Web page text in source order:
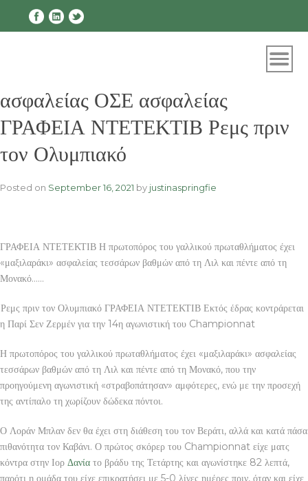
ασφαλείας ΟΣΕ ασφαλείας
ΓΡΑΦΕΙΑ ΝΤΕΤΕΚΤΙΒ Ρεμς πριν
τον Ολυμπιακό
Posted on September 16, 2021 by justinaspringfie
ΓΡΑΦΕΙΑ ΝΤΕΤΕΚΤΙΒ Η πρωτοπόρος του γαλλικού πρωταθλήματος έχει
«μαξιλαράκι» ασφαλείας τεσσάρων βαθμών από τη Λιλ και πέντε από τη
Μονακό……
Ρεμς πριν τον Ολυμπιακό ΓΡΑΦΕΙΑ ΝΤΕΤΕΚΤΙΒ Εκτός έδρας κοντράρεται
η Παρί Σεν Ζερμέν για την 14η αγωνιστική του Championnat
Η πρωτοπόρος του γαλλικού πρωταθλήματος έχει «μαξιλαράκι» ασφαλείας
τεσσάρων βαθμών από τη Λιλ και πέντε από τη Μονακό, που την
προηγούμενη αγωνιστική «στραβοπάτησαν» αμφότερες, ενώ με την προσεχή
της αντίπαλο τη χωρίζουν δώδεκα πόντοι.
Ο Λοράν Μπλαν δεν θα έχει στη διάθεση του τον Βεράτι, αλλά και κατά πάσα
πιθανότητα τον Καβάνι. Ο πρώτος σκόρερ του Championnat είχε ματς
κόντρα στην Ιορ Δανία το βράδυ της Τετάρτης και αγωνίστηκε 82 λεπτά,
παρότι η ομάδα του είχε επικρατήσει με 5-0 λίγες ημέρες πριν, όταν και είχε